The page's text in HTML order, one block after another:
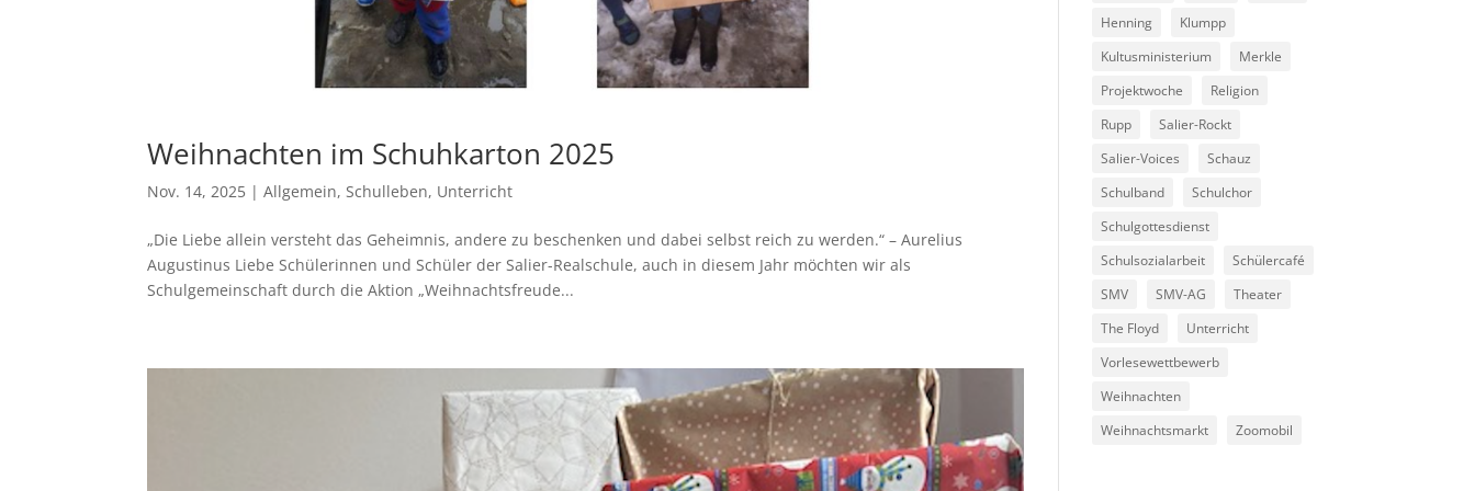
Weihnachten im Schuhkarton 2025
Nov. 14, 2025 |Allgemein, Schulleben, Unterricht
„Die Liebe allein versteht das Geheimnis, andere zu beschenken und dabei selbst reich zu werden.“ – Aurelius
Augustinus Liebe Schülerinnen und Schüler der Salier-Realschule, auch in diesem Jahr möchten wir als
Schulgemeinschaft durch die Aktion „Weihnachtsfreude...
Henning
Klumpp
Kultusministerium
Merkle
Projektwoche
Religion
Rupp
Salier-Rockt
Salier-Voices
Schauz
Schulband
Schulchor
Schulgottesdienst
Schulsozialarbeit
Schülercafé
SMV
SMV-AG
Theater
The Floyd
Unterricht
Vorlesewettbewerb
Weihnachten
Weihnachtsmarkt
Zoomobil